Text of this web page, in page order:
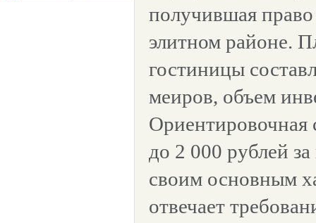
получившая право
элитном районе.
гостиницы
меиров, объем
Ориентировочная
до 2 000 рублей
своим основным
отвечает